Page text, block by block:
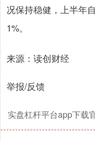
况保持稳健，上半年
1%。
来源：读创财经
举报/反馈
实盘杠杆平台app下载